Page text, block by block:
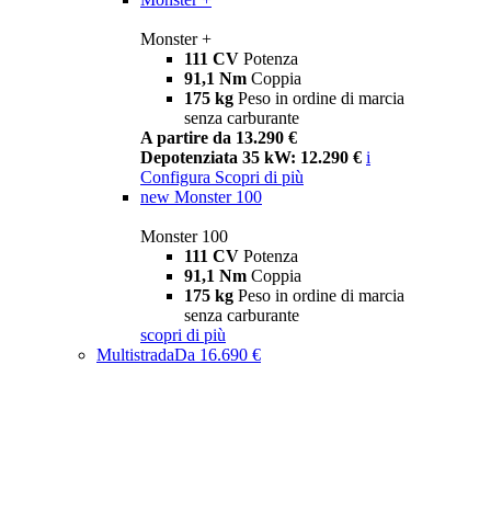
Monster +
111 CV Potenza
91,1 Nm Coppia
175 kg Peso in ordine di marcia
senza carburante
A partire da 13.290 €
Depotenziata 35 kW: 12.290 € i
Configura Scopri di più
new Monster 100
Monster 100
111 CV Potenza
91,1 Nm Coppia
175 kg Peso in ordine di marcia
senza carburante
scopri di più
MultistradaDa 16.690 €